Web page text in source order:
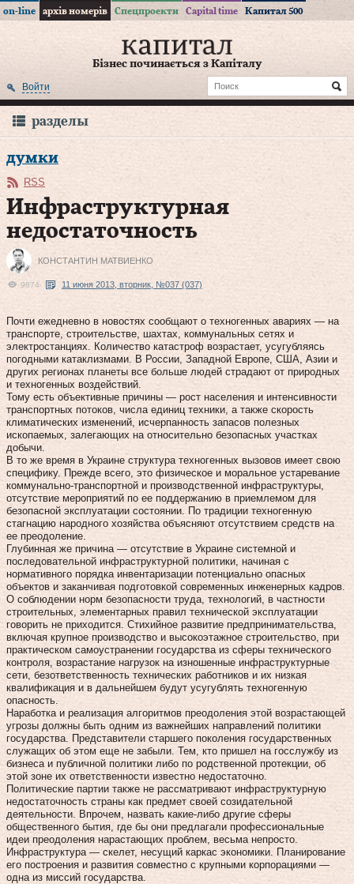
on-line архів номерів Спецпроекти Capital time Капитал 500
Бізнес починається з Капіталу
Войти
разделы
думки
RSS
Инфраструктурная
недостаточность
КОНСТАНТИН МАТВИЕНКО
9874 11 июня 2013, вторник, №037 (037)
Почти ежедневно в новостях сообщают о техногенных авариях — на
транспорте, строительстве, шахтах, коммунальных сетях и
электростанциях. Количество катастроф возрастает, усугубляясь
погодными катаклизмами. В России, Западной Европе, США, Азии и
других регионах планеты все больше людей страдают от природных
и техногенных воздействий.
Тому есть объективные причины — рост населения и интенсивности
транспортных потоков, числа единиц техники, а также скорость
климатических изменений, исчерпанность запасов полезных
ископаемых, залегающих на относительно безопасных участках
добычи.
В то же время в Украине структура техногенных вызовов имеет свою
специфику. Прежде всего, это физическое и моральное устаревание
коммунально-транспортной и производственной инфраструктуры,
отсутствие мероприятий по ее поддержанию в приемлемом для
безопасной эксплуатации состоянии. По традиции техногенную
стагнацию народного хозяйства объясняют отсутствием средств на
ее преодоление.
Глубинная же причина — отсутствие в Украине системной и
последовательной инфраструктурной политики, начиная с
нормативного порядка инвентаризации потенциально опасных
объектов и заканчивая подготовкой современных инженерных кадров.
О соблюдении норм безопасности труда, технологий, в частности
строительных, элементарных правил технической эксплуатации
говорить не приходится. Стихийное развитие предпринимательства,
включая крупное производство и высокоэтажное строительство, при
практическом самоустранении государства из сферы технического
контроля, возрастание нагрузок на изношенные инфраструктурные
сети, безответственность технических работников и их низкая
квалификация и в дальнейшем будут усугублять техногенную
опасность.
Наработка и реализация алгоритмов преодоления этой возрастающей
угрозы должны быть одним из важнейших направлений политики
государства. Представители старшего поколения государственных
служащих об этом еще не забыли. Тем, кто пришел на госслужбу из
бизнеса и публичной политики либо по родственной протекции, об
этой зоне их ответственности известно недостаточно.
Политические партии также не рассматривают инфраструктурную
недостаточность страны как предмет своей созидательной
деятельности. Впрочем, назвать какие‑либо другие сферы
общественного бытия, где бы они предлагали профессиональные
идеи преодоления нарастающих проблем, весьма непросто.
Инфраструктура — скелет, несущий каркас экономики. Планирование
его построения и развития совместно с крупными корпорациями —
одна из миссий государства.